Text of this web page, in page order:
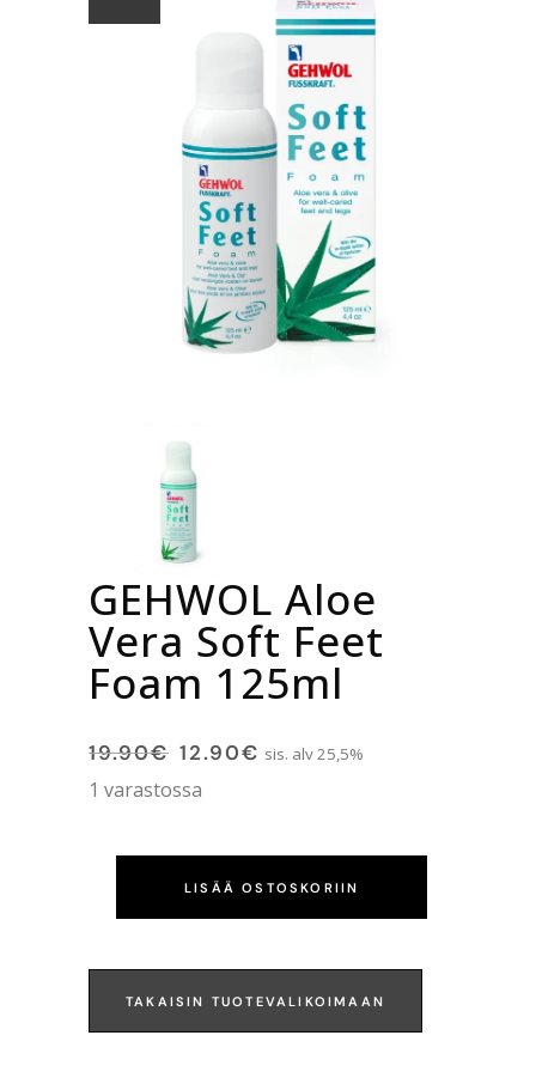
GEHWOL Aloe
Vera Soft Feet
Foam 125ml
19.90€ 12.90€ sis. alv 25,5%
1 varastossa
LISÄÄ OSTOSKORIIN
TAKAISIN TUOTEVALIKOIMAAN